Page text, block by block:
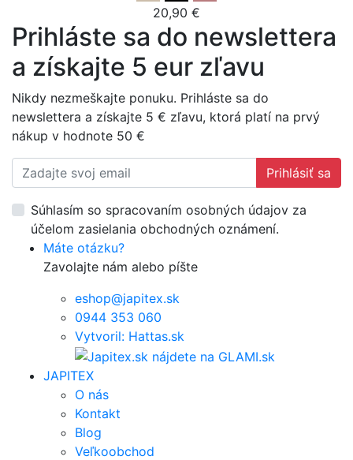
20,90 €
Prihláste sa do newslettera
a získajte 5 eur zľavu
Nikdy nezmeškajte ponuku. Prihláste sa do
newslettera a získajte 5 € zľavu, ktorá platí na prvý
nákup v hodnote 50 €
Prihlásiť sa
Súhlasím so spracovaním osobných údajov za
účelom zasielania obchodných oznámení.
Máte otázku?
Zavolajte nám alebo píšte
eshop@japitex.sk
0944 353 060
Vytvoril: Hattas.sk
JAPITEX
O nás
Kontakt
Blog
Veľkoobchod